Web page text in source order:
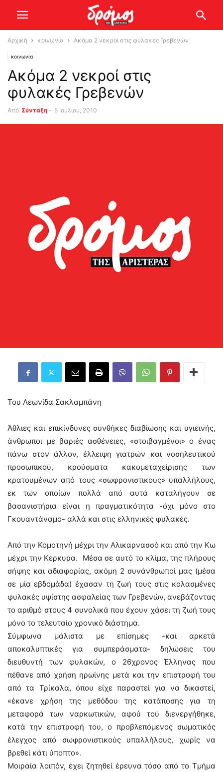
Αρχική κοινωνία Ακόμα 2 νεκροί στις φυλακές Γρεβενών
κοινωνία
Ακόμα 2 νεκροί στις
φυλακές Γρεβενών
Από Σύνταξη - 5 Ιουλίου, 2010
Του Λεωνίδα Σακλαμπάνη
Άθλιες και επικίνδυνες συνθήκες διαβίωσης και υγιεινής,
άνθρωποι με βαριές ασθένειες, «στοιβαγμένοι» ο ένας
πάνω στον άλλον, έλλειψη γιατρών και νοσηλευτικού
προσωπικού, κρούσματα κακομεταχείρισης των
κρατουμένων από τους «σωφρονιστικούς» υπαλλήλους,
εκ των οποίων πολλά από αυτά καταλήγουν σε
βασανιστήρια είναι η πραγματικότητα -όχι μόνο στο
Γκουαντάναμο- αλλά και στις ελληνικές φυλακές.
Από την Κομοτηνή μέχρι την Αλικαρνασσό και από την Κω
μέχρι την Κέρκυρα. Μέσα σε αυτό το κλίμα, της πλήρους
σήψης και αδιαφορίας, ακόμη 2 συνάνθρωποί μας (μέσα
σε μία εβδομάδα) έχασαν τη ζωή τους στις κολασμένες
φυλακές υψίστης ασφαλείας των Γρεβενών, ανεβάζοντας
το αριθμό στους 4 συνολικά που έχουν χάσει τη ζωή τους
μόνο το τελευταίο χρονικό διάστημα.
Σύμφωνα μάλιστα με επίσημες -και αρκετά
αποκαλυπτικές για συμπεράσματα- δηλώσεις του
διευθυντή των φυλακών, ο 26χρονος Έλληνας που
πέθανε από χρήση ηρωίνης μετά και την επιστροφή του
από τα Τρίκαλα, όπου είχε παραστεί για να δικαστεί,
«έκανε χρήση της μεθόδου της κατάποσης για τη
μεταφορά των ναρκωτικών, αφού τού διενεργήθηκε,
κατά την επιστροφή του, ο προβλεπόμενος σωματικός
έλεγχος από σωφρονιστικούς υπαλλήλους, χωρίς να
βρεθεί κάτι ύποπτο».
Μοιραία λοιπόν, έχει ζητηθεί έρευνα τόσο από το Τμήμα